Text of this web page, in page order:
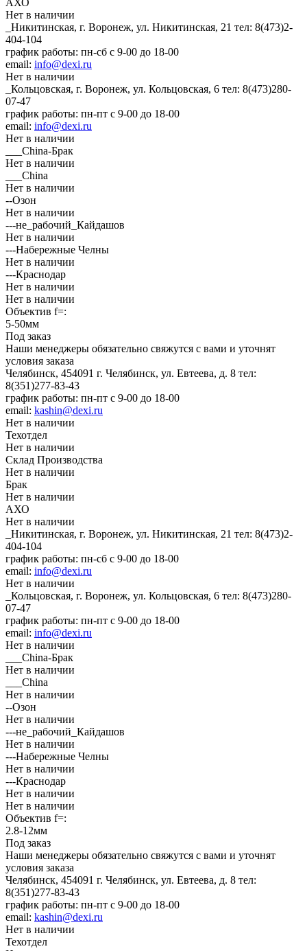
АХО
Нет в наличии
_Никитинская, г. Воронеж, ул. Никитинская, 21 тел: 8(473)2-
404-104
график работы: пн-сб с 9-00 до 18-00
email: info@dexi.ru
Нет в наличии
_Кольцовская, г. Воронеж, ул. Кольцовская, 6 тел: 8(473)280-
07-47
график работы: пн-пт с 9-00 до 18-00
email: info@dexi.ru
Нет в наличии
___China-Брак
Нет в наличии
___China
Нет в наличии
--Озон
Нет в наличии
---не_рабочий_Кайдашов
Нет в наличии
---Набережные Челны
Нет в наличии
---Краснодар
Нет в наличии
Нет в наличии
Объектив f=:
5-50мм
Под заказ
Наши менеджеры обязательно свяжутся с вами и уточнят
условия заказа
Челябинск, 454091 г. Челябинск, ул. Евтеева, д. 8 тел:
8(351)277-83-43
график работы: пн-пт с 9-00 до 18-00
email: kashin@dexi.ru
Нет в наличии
Техотдел
Нет в наличии
Склад Производства
Нет в наличии
Брак
Нет в наличии
АХО
Нет в наличии
_Никитинская, г. Воронеж, ул. Никитинская, 21 тел: 8(473)2-
404-104
график работы: пн-сб с 9-00 до 18-00
email: info@dexi.ru
Нет в наличии
_Кольцовская, г. Воронеж, ул. Кольцовская, 6 тел: 8(473)280-
07-47
график работы: пн-пт с 9-00 до 18-00
email: info@dexi.ru
Нет в наличии
___China-Брак
Нет в наличии
___China
Нет в наличии
--Озон
Нет в наличии
---не_рабочий_Кайдашов
Нет в наличии
---Набережные Челны
Нет в наличии
---Краснодар
Нет в наличии
Нет в наличии
Объектив f=:
2.8-12мм
Под заказ
Наши менеджеры обязательно свяжутся с вами и уточнят
условия заказа
Челябинск, 454091 г. Челябинск, ул. Евтеева, д. 8 тел:
8(351)277-83-43
график работы: пн-пт с 9-00 до 18-00
email: kashin@dexi.ru
Нет в наличии
Техотдел